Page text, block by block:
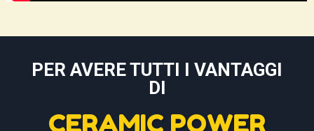
PER AVERE TUTTI I VANTAGGI
DI
CERAMIC POWER